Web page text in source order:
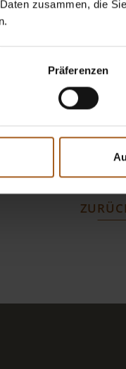
zusammen, die
Präferenzen